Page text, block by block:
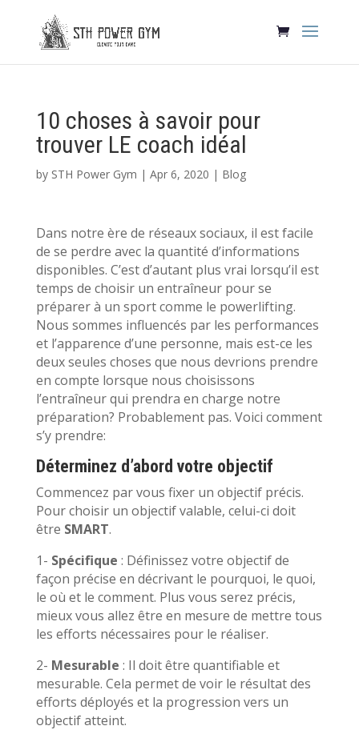
10 choses à savoir pour
trouver LE coach idéal
by STH Power Gym | Apr 6, 2020 | Blog
Dans notre ère de réseaux sociaux, il est facile
de se perdre avec la quantité d’informations
disponibles. C’est d’autant plus vrai lorsqu’il est
temps de choisir un entraîneur pour se
préparer à un sport comme le powerlifting.
Nous sommes influencés par les performances
et l’apparence d’une personne, mais est-ce les
deux seules choses que nous devrions prendre
en compte lorsque nous choisissons
l’entraîneur qui prendra en charge notre
préparation? Probablement pas. Voici comment
s’y prendre:
Déterminez d’abord votre objectif
Commencez par vous fixer un objectif précis.
Pour choisir un objectif valable, celui-ci doit
être SMART.
1- Spécifique : Définissez votre objectif de
façon précise en décrivant le pourquoi, le quoi,
le où et le comment. Plus vous serez précis,
mieux vous allez être en mesure de mettre tous
les efforts nécessaires pour le réaliser.
2- Mesurable : Il doit être quantifiable et
mesurable. Cela permet de voir le résultat des
efforts déployés et la progression vers un
objectif atteint.